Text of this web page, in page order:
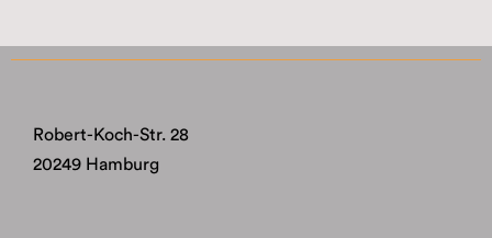
Robert-Koch-Str. 28
20249 Hamburg